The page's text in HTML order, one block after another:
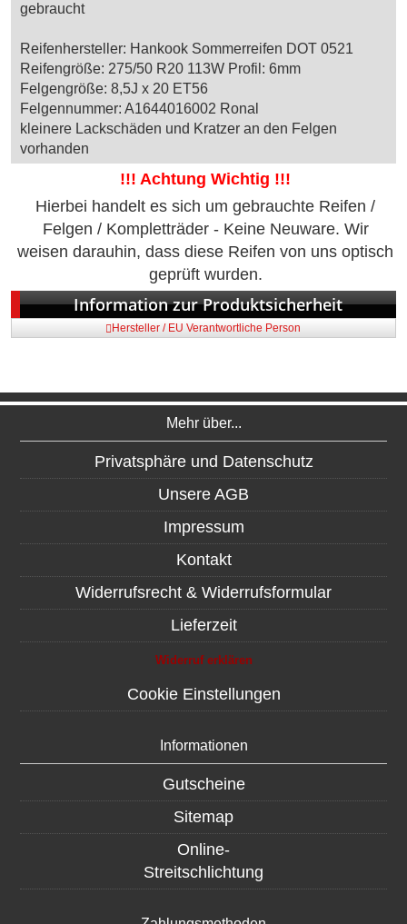
gebraucht
Reifenhersteller: Hankook Sommerreifen DOT 0521
Reifengröße: 275/50 R20 113W Profil: 6mm
Felgengröße: 8,5J x 20 ET56
Felgennummer: A1644016002 Ronal
kleinere Lackschäden und Kratzer an den Felgen
vorhanden
!!! Achtung Wichtig !!!
Hierbei handelt es sich um gebrauchte Reifen /
Felgen / Kompletträder - Keine Neuware. Wir
weisen darauhin, dass diese Reifen von uns optisch
geprüft wurden.
Information zur Produktsicherheit
Hersteller / EU Verantwortliche Person
Mehr über...
Privatsphäre und Datenschutz
Unsere AGB
Impressum
Kontakt
Widerrufsrecht & Widerrufsformular
Lieferzeit
Widerruf erklären
Cookie Einstellungen
Informationen
Gutscheine
Sitemap
Online-
Streitschlichtung